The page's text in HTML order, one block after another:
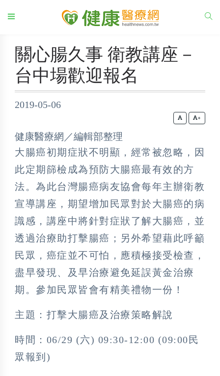
關心腸久事 衛教講座－
台中場歡迎報名
2019-05-06
+
健康醫療網／編輯部整理
大腸癌初期症狀不明顯，經常被忽略，因
此定期篩檢成為預防大腸癌最有效的方
法。為此台灣腸癌病友協會每年主辦衛教
宣導講座，期望增加民眾對於大腸癌的病
識感，講座中將針對症狀了解大腸癌，並
透過治療助打擊腸癌；另外希望藉此呼籲
民眾，癌症並不可怕，應積極接受檢查，
盡早發現、及早治療避免延誤黃金治療
期。參加民眾皆會有精美禮物一份！
主題：打擊大腸癌及治療策略解說
時間：06/29 (六) 09:30-12:00 (09:00民
眾報到)